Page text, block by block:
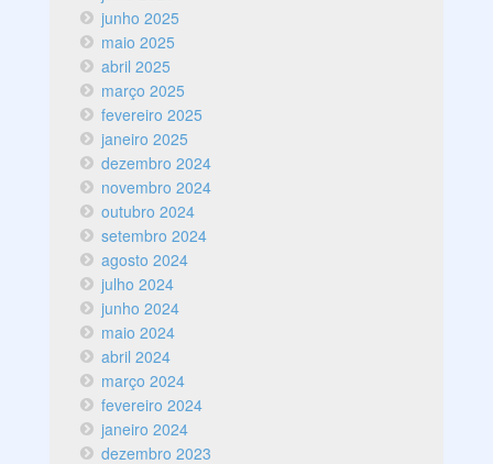
junho 2025
maio 2025
abril 2025
março 2025
fevereiro 2025
janeiro 2025
dezembro 2024
novembro 2024
outubro 2024
setembro 2024
agosto 2024
julho 2024
junho 2024
maio 2024
abril 2024
março 2024
fevereiro 2024
janeiro 2024
dezembro 2023